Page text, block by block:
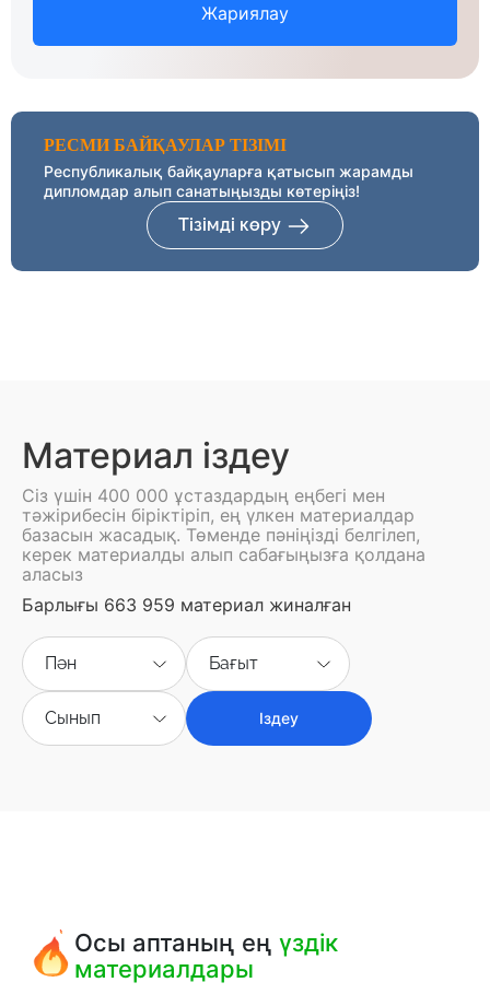
Жариялау
РЕСМИ БАЙҚАУЛАР ТІЗІМІ
Республикалық байқауларға қатысып жарамды
дипломдар алып санатыңызды көтеріңіз!
Тізімді көру
Материал іздеу
Сіз үшін 400 000 ұстаздардың еңбегі мен
тәжірибесін біріктіріп, ең үлкен материалдар
базасын жасадық. Төменде пәніңізді белгілеп,
керек материалды алып сабағыңызға қолдана
аласыз
Барлығы 663 959 материал жиналған
Пән Бағыт
Сынып Іздеу
Осы аптаның еңүздік
материалдары